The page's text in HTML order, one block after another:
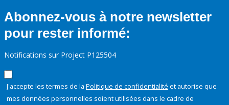
Abonnez-vous à notre newsletter
pour rester informé:
Notifications sur Project P125504
J'accepte les termes de la Politique de confidentialité et autorise que
mes données personnelles soient utilisées dans le cadre de